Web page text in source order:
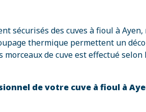
sécurisés des cuves à fioul à
thermique permettent un
de cuve est effectué
de votre cuve à fioul à